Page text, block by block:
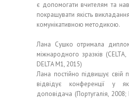
є допомогати вчителям та
покращувати якість
комунікативною методикою.
Лана Сушко отримала
міжнародного зразків
DELTA M1, 2015)
Лана постійно підвищує свій
відвідує конференції у
доповідача (Португалія, 2008;